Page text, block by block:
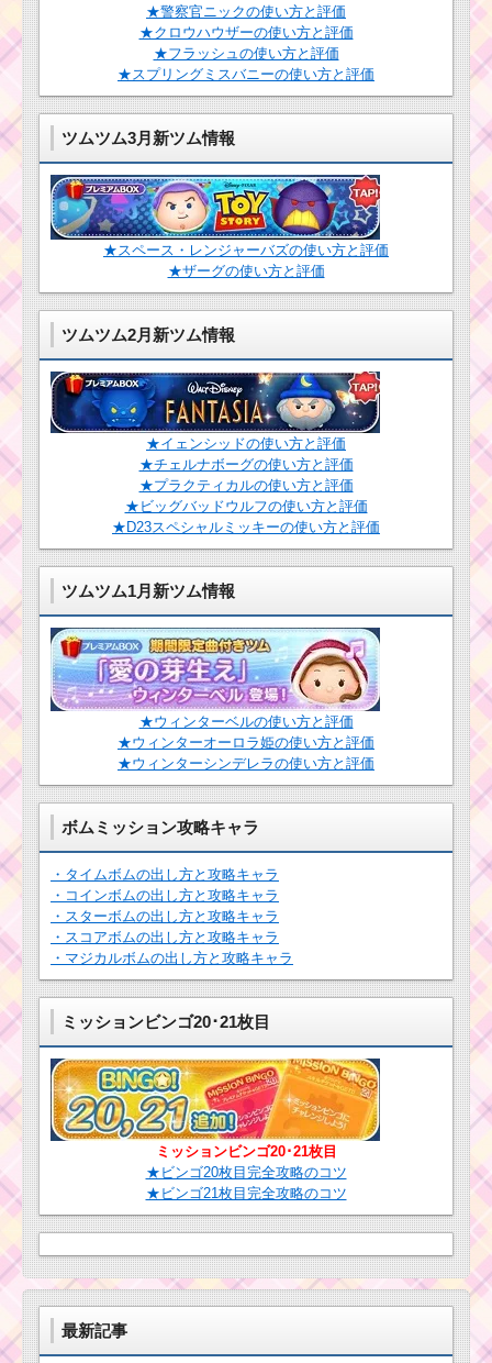
★警察官ニックの使い方と評価
★クロウハウザーの使い方と評価
★フラッシュの使い方と評価
★スプリングミスバニーの使い方と評価
ツムツム3月新ツム情報
★スペース・レンジャーバズの使い方と評価
★ザーグの使い方と評価
ツムツム2月新ツム情報
★イェンシッドの使い方と評価
★チェルナボーグの使い方と評価
★プラクティカルの使い方と評価
★ビッグバッドウルフの使い方と評価
★D23スペシャルミッキーの使い方と評価
ツムツム1月新ツム情報
★ウィンターベルの使い方と評価
★ウィンターオーロラ姫の使い方と評価
★ウィンターシンデレラの使い方と評価
ボムミッション攻略キャラ
・タイムボムの出し方と攻略キャラ
・コインボムの出し方と攻略キャラ
・スターボムの出し方と攻略キャラ
・スコアボムの出し方と攻略キャラ
・マジカルボムの出し方と攻略キャラ
ミッションビンゴ20･21枚目
ミッションビンゴ20･21枚目
★ビンゴ20枚目完全攻略のコツ
★ビンゴ21枚目完全攻略のコツ
最新記事